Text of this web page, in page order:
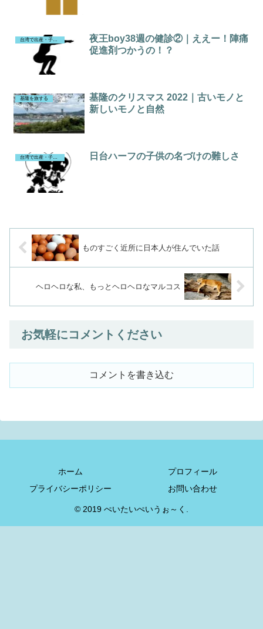
夜王boy38週の健診②｜ええー！陣痛
促進剤つかうの！？
基隆を旅する
基隆のクリスマス 2022｜古いモノと
新しいモノと自然
台湾で出産・子育て（43歳で出産） 日台ハーフの子供の名づけの難しさ
ものすごく近所に日本人が住んでいた話
ヘロヘロな私、もっとヘロヘロなマルコス
お気軽にコメントください
コメントを書き込む
ホーム
プロフィール
プライバシーポリシー
お問い合わせ
© 2019 ぺいたいぺいうぉ～く.